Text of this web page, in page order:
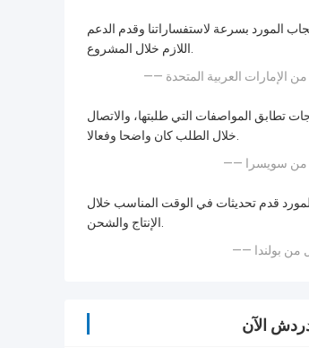
المورد بسرعة لاستفساراتنا وقدم الدعم
اللازم خلال المشروع.
من الإمارات العربية المتحدة
تطابق المواصفات التي طلبتها، والاتصال
خلال الطلب كان واضحا وفعالا.
من سويسرا
قدم تحديثات في الوقت المناسب خلال
الإنتاج والشحن.
من بولندا
الآن